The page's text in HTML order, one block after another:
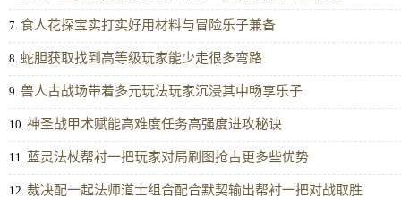
7. 食人花探宝实打实好用材料与冒险乐子兼备
8. 蛇胆获取找到高等级玩家能少走很多弯路
9. 兽人古战场带着多元玩法玩家沉浸其中畅享乐子
10. 神圣战甲术赋能高难度任务高强度进攻秘诀
11. 蓝灵法杖帮衬一把玩家对局刷图抢占更多些优势
12. 裁决配一起法师道士组合配合默契输出帮衬一把对战取胜